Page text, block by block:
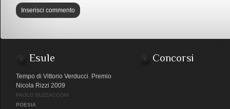
Esule
Tempo di Vittorio Verducci. Premio
Nicola Rizzi 2009
PAOLO BUZZACCONI
POESIA
Concorsi